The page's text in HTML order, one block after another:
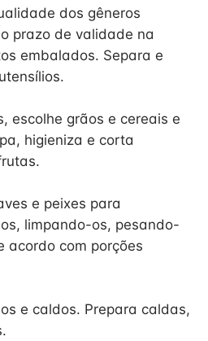
dos gêneros
prazo de validade na
embalados. Separa e
escolhe grãos e cereais e
higieniza e corta
e peixes para
limpando-os, pesando-
acordo com porções
e caldos. Prepara caldas,